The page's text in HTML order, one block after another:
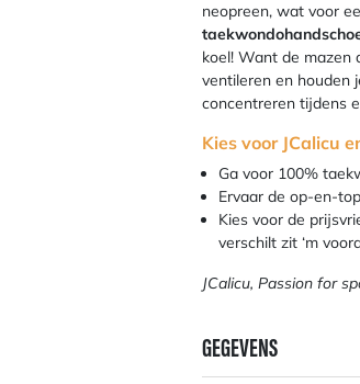
neopreen, wat voor
koel! Want de mazen
ventileren en houden
concentreren tijdens
Kies voor JCalicu
Ga voor 100%
Ervaar de op-en-
Kies voor de
verschilt zit ‘m
JCalicu, Passion for
GEGEVENS